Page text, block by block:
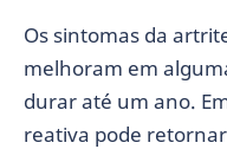
Os sintomas da
melhoram em
durar até um ano.
reativa pode